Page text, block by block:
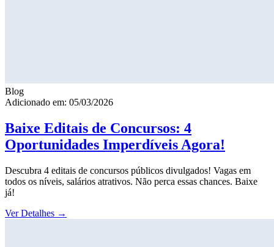
Blog
Adicionado em: 05/03/2026
Baixe Editais de Concursos: 4
Oportunidades Imperdíveis Agora!
Descubra 4 editais de concursos públicos divulgados! Vagas em
todos os níveis, salários atrativos. Não perca essas chances. Baixe
já!
Ver Detalhes →